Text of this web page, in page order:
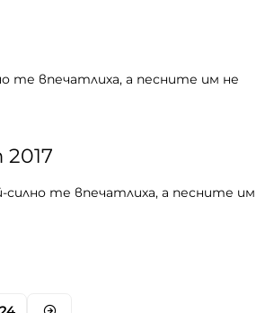
те впечатлиха, а песните им не
те впечатлиха, а песните им